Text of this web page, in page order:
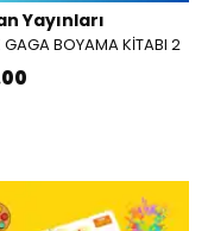
Yayınları
GAGA BOYAMA KİTABI 2